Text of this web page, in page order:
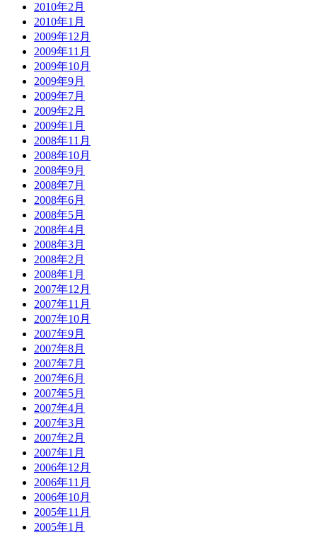
2010年2月
2010年1月
2009年12月
2009年11月
2009年10月
2009年9月
2009年7月
2009年2月
2009年1月
2008年11月
2008年10月
2008年9月
2008年7月
2008年6月
2008年5月
2008年4月
2008年3月
2008年2月
2008年1月
2007年12月
2007年11月
2007年10月
2007年9月
2007年8月
2007年7月
2007年6月
2007年5月
2007年4月
2007年3月
2007年2月
2007年1月
2006年12月
2006年11月
2006年10月
2005年11月
2005年1月